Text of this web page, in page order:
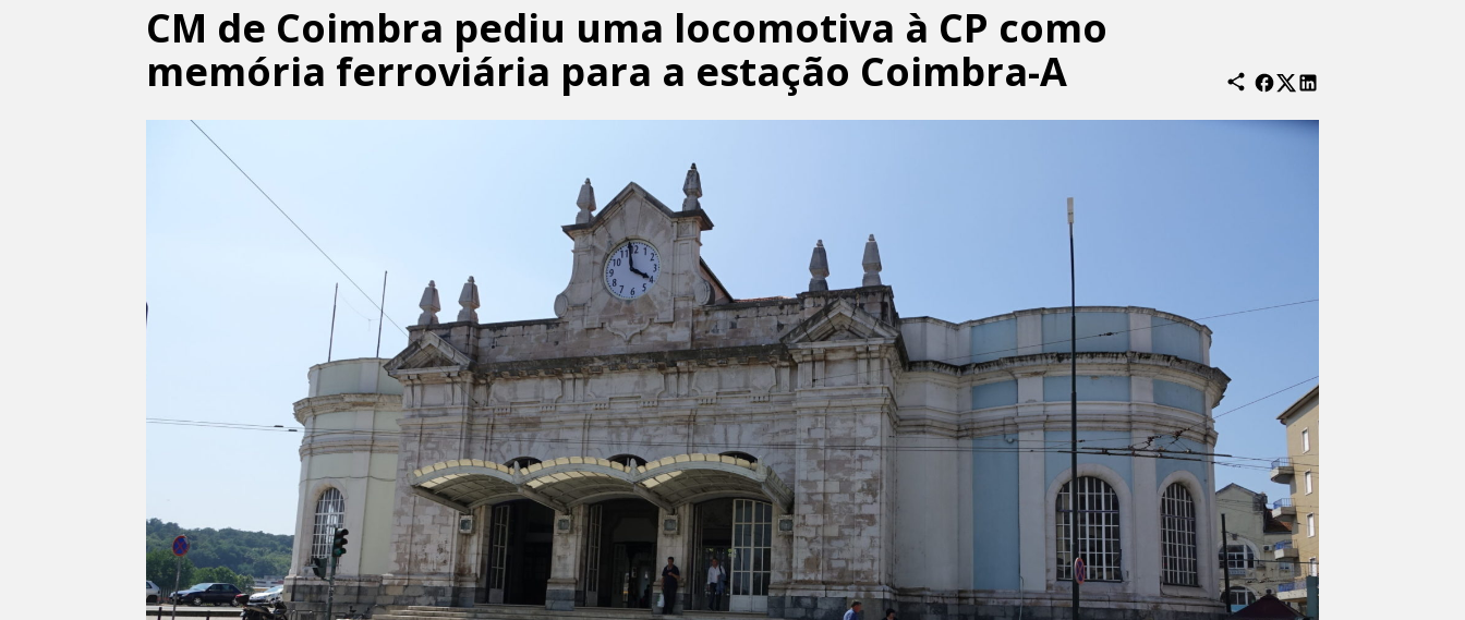
CM de Coimbra pediu uma locomotiva à CP como
memória ferroviária para a estação Coimbra-A